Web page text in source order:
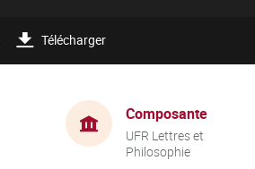
Télécharger
Composante
UFR Lettres et
Philosophie